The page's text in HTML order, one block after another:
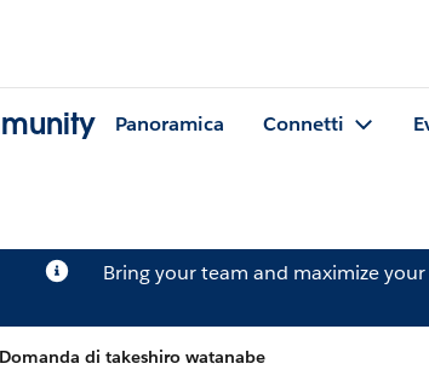
Panoramica Connetti
Bring your team and maximize
Domanda di takeshiro watanabe